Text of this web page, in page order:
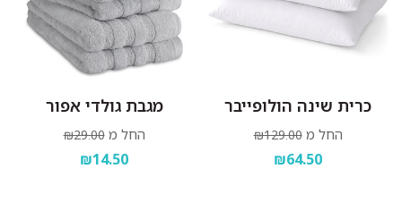
כרית שינה הולופייבר
החל מ ₪129.00
₪64.50
מגבת גולדי אפור
החל מ ₪29.00
₪14.50